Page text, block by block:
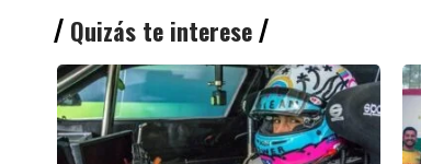
Quizás te interese